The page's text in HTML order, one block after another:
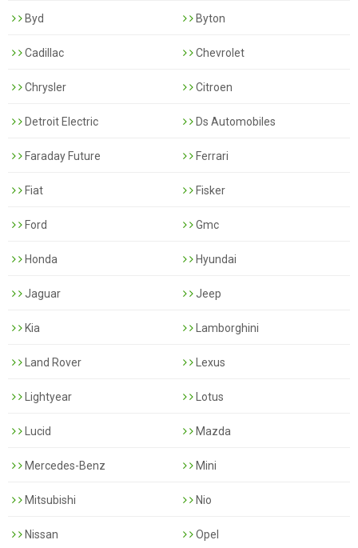
Byd Byton
Cadillac Chevrolet
Chrysler Citroen
Detroit Electric Ds Automobiles
Faraday Future Ferrari
Fiat Fisker
Ford Gmc
Honda Hyundai
Jaguar Jeep
Kia Lamborghini
Land Rover Lexus
Lightyear Lotus
Lucid Mazda
Mercedes-Benz Mini
Mitsubishi Nio
Nissan Opel